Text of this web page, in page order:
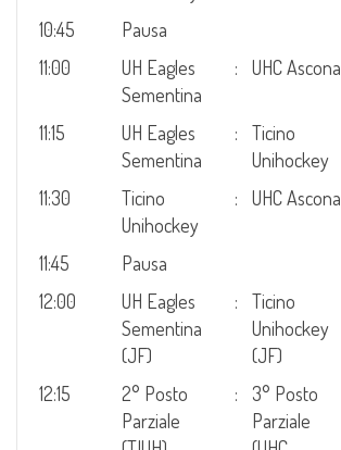
10:45
Pausa
11:00
UH Eagles
Sementina
: UHC Ascona
11:15
UH Eagles
Sementina
:
Ticino
Unihockey
11:30
Ticino
Unihockey
: UHC Ascona
11:45
Pausa
12:00
UH Eagles
Sementina
(JF)
:
Ticino
Unihockey
(JF)
12:15
2° Posto
Parziale
:
3° Posto
Parziale